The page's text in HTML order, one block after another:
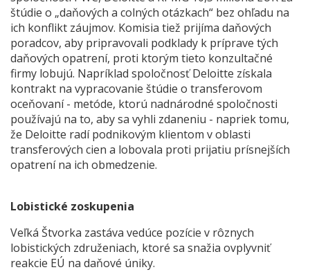
štúdie o „daňových a colných otázkach“ bez ohľadu na
ich konflikt záujmov. Komisia tiež prijíma daňových
poradcov, aby pripravovali podklady k príprave tých
daňových opatrení, proti ktorým tieto konzultačné
firmy lobujú. Napríklad spoločnosť Deloitte získala
kontrakt na vypracovanie štúdie o transferovom
oceňovaní - metóde, ktorú nadnárodné spoločnosti
používajú na to, aby sa vyhli zdaneniu - napriek tomu,
že Deloitte radí podnikovým klientom v oblasti
transferových cien a lobovala proti prijatiu prísnejších
opatrení na ich obmedzenie.
Lobistické zoskupenia
Veľká Štvorka zastáva vedúce pozície v rôznych
lobistických združeniach, ktoré sa snažia ovplyvniť
reakcie EÚ na daňové úniky.